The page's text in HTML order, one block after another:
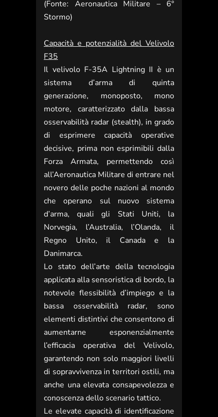
(Fonte: Aeronautica Militare – 6°
Stormo)
Capacità e potenzialità del Velivolo
F35
Il velivolo F-35A Lightning II è un
sistema d’arma di quinta
generazione, monoposto, mono
motore, caratterizzato dalla bassa
osservabilità radar (stealth), in grado
di esprimere capacità operative
decisive, prima non esprimibili dalla
Forza Armata, permettendo così
all’Aeronautica Militare di entrare nel
novero delle poche nazioni al mondo
che operano sul nuovo sistema
d’arma, quali gli Stati Uniti, la
Norvegia, l’Australia, l’Olanda, il
Regno Unito, il Canada e la
Danimarca.
Lo stato dell’arte della tecnologia
applicata alla sensoristica di bordo, la
notevole flessibilità d’impiego e la
bassa osservabilità radar, sono
elementi distintivi che consentono di
aumentarne esponenzialmente
l’efficacia operativa del Velivolo,
garantendo non solo maggiori livelli
di sopravvivenza in territori ostili, ma
anche una elevata consapevolezza e
conoscenza dello scenario tattico.
Le elevate capacità di identificazione